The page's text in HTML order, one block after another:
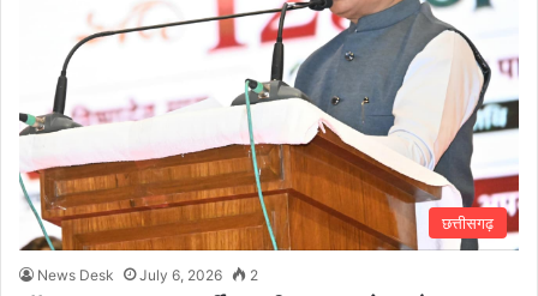
छत्तीसगढ़
News Desk July 6, 2026 2